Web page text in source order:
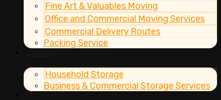
Fine Art & Valuables Moving
Office and Commercial Moving Services
Commercial Delivery Routes
Packing Service
Household Storage
Business & Commercial Storage Services